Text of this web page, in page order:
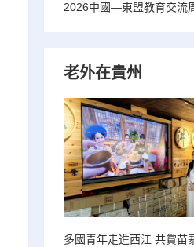
2026中國—東盟教育交流
老外在貴州
多國青年走進西江 共賞苗